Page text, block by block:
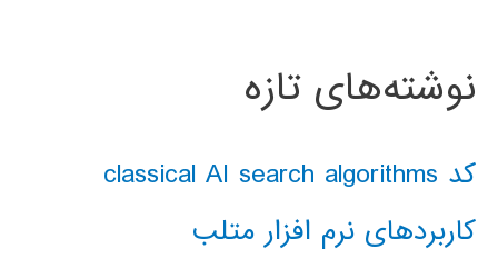
نوشته‌های تازه
کد classical AI search algorithms
کاربردهای نرم افزار متلب